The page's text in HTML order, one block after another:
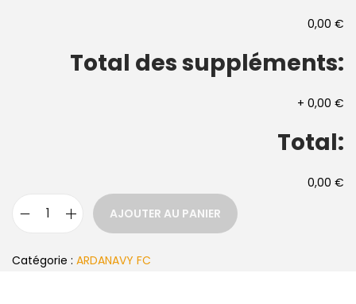
0,00 €
Total des suppléments:
+ 0,00 €
Total:
0,00 €
AJOUTER AU PANIER
Catégorie : ARDANAVY FC